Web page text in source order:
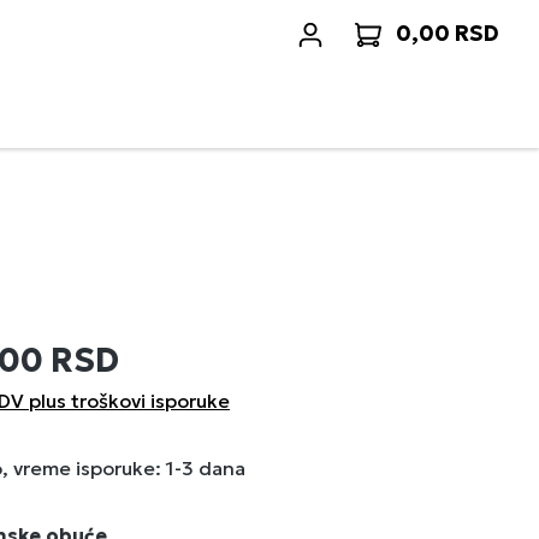
0,00 RSD
RSD
plus troškovi isporuke
vreme isporuke: 1-3 dana